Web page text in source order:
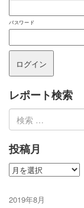
パスワード
レポート検索
索:
投稿月
投
月
2019年8月